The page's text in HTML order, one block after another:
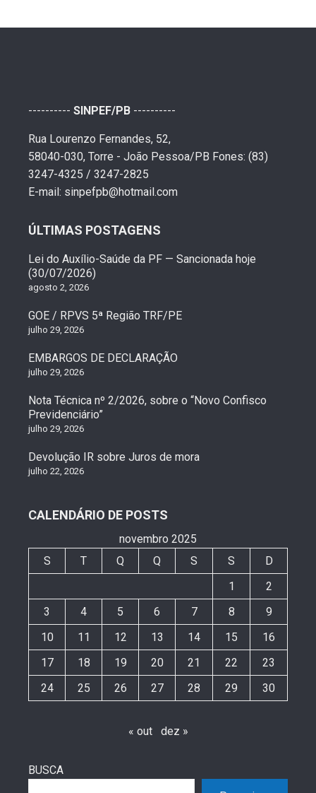
---------- SINPEF/PB ----------
Rua Lourenzo Fernandes, 52,
58040-030, Torre - João Pessoa/PB Fones: (83)
3247-4325 / 3247-2825
E-mail: sinpefpb@hotmail.com
ÚLTIMAS POSTAGENS
Lei do Auxílio-Saúde da PF — Sancionada hoje
(30/07/2026)
agosto 2, 2026
GOE / RPVS 5ª Região TRF/PE
julho 29, 2026
EMBARGOS DE DECLARAÇÃO
julho 29, 2026
Nota Técnica nº 2/2026, sobre o “Novo Confisco
Previdenciário”
julho 29, 2026
Devolução IR sobre Juros de mora
julho 22, 2026
CALENDÁRIO DE POSTS
novembro 2025
S
T Q Q S S
D
1
2
3
4 5 6 7 8
9
10
11 12 13 14 15
16
17
18 19 20 21 22
23
24
25 26 27 28 29 30
« out dez »
BUSCA